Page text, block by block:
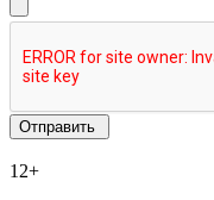
12+